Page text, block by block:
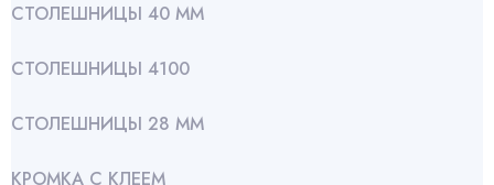
СТОЛЕШНИЦЫ 40 ММ
СТОЛЕШНИЦЫ 4100
СТОЛЕШНИЦЫ 28 ММ
КРОМКА С КЛЕЕМ